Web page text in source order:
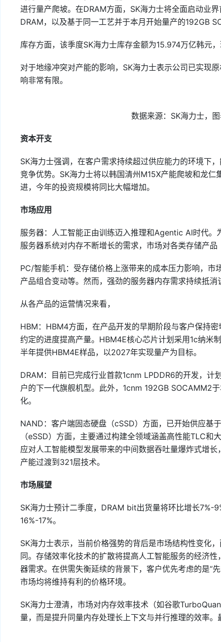
进行量产爬坡。在DRAM方面，SK海力士将全面启动业
DRAM，以及基于同一工艺并于本月开始量产的192GB
库存方面，该季度SK海力士库存金额为15.974万亿韩元
对于地缘冲突对产能的影响，SK海力士表示公司已实现
响非常有限。
数据来源：SK海力士，
资本开支
SK海力士强调，在客户需求持续超过供应能力的环境下
竞争优势。SK海力士将以韩国清州M15X产能爬坡和龙
进，今年的投资规模将同比大幅增加。
市场应用
服务器：人工智能正由训练迈入推理和Agentic AI时代
服务器系统对内存不断增长的需求，市场对各类存储产
PC/智能手机：受存储价格上涨带来的成本压力影响，
产品组合变动等。然而，强劲的服务器内存需求持续抵
从各产品的运营情况来看，
HBM：HBM4方面，在产品开发的早期阶段与客户保持
约定的进度提高产量。HBM4E核心芯片计划采用1c纳米
半年提供HBM4E样品，以2027年实现量产为目标。
DRAM：目前已完成行业首款1cnm LPDDR6的开发，计
户的下一代旗舰机型。此外，1cnm 192GB SOCAMM2
化。
NAND：客户端固态硬盘（cSSD）方面，已开始供应基
（eSSD）方面，主要通过构建全领域涵盖高性能TLC
应对人工智能模型发展带来的中间数据吞吐量爆炸式增
产能过渡到321层技术。
市场展望
SK海力士预计二季度，DRAM bit出货量将环比增长
16%-17%。
SK海力士表示，当前价格强势的背后是市场结构性变化
同。存储效率化技术的扩散将提高人工智能服务的经济
器需求。在供需失衡延续的背景下，客户优先考虑的是“
市场均将维持有利的价格环境。
SK海力士澄清，市场对内存效率技术（如谷歌
量，而是提升同量内存处理长上下文与并行推理的效率